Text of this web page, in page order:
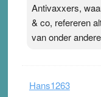
Antivaxxers,
& co, refereren
van onder
Hans1263